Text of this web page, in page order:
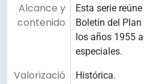
Alcance y
contenido
Esta serie
Boletín del
los años 1955
especiales.
Valorizació
Histórica.